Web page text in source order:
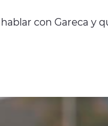
con Gareca y